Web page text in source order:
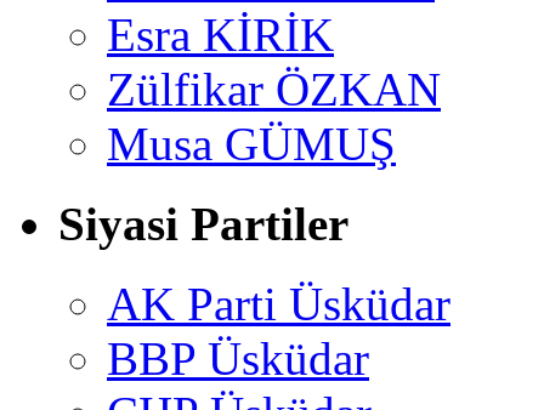
Esra KİRİK
Zülfikar ÖZKAN
Musa GÜMUŞ
Siyasi Partiler
AK Parti Üsküdar
BBP Üsküdar